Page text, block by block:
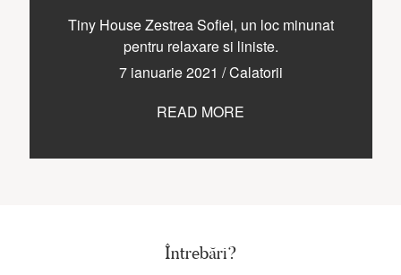
Tiny House Zestrea Sofiei, un loc minunat
pentru relaxare si liniste.
7 ianuarie 2021 /Calatorii
READ MORE
CONTACT
Întrebări?